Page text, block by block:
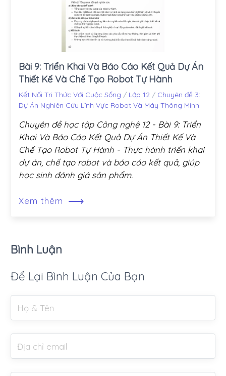
Bài 9: Triển Khai Và Báo Cáo Kết Quả Dự Án
Thiết Kế Và Chế Tạo Robot Tự Hành
Kết Nối Tri Thức Với Cuộc Sống / Lớp 12 / Chuyên đề 3:
Dự Án Nghiên Cứu Lĩnh Vực Robot Và Máy Thông Minh
Chuyên đề học tập Công nghệ 12 - Bài 9: Triển
Khai Và Báo Cáo Kết Quả Dự Án Thiết Kế Và
Chế Tạo Robot Tự Hành - Thực hành triển khai
dự án, chế tạo robot và báo cáo kết quả, giúp
học sinh đánh giá sản phẩm.
Xem thêm ⟶
Bình Luận
Để Lại Bình Luận Của Bạn